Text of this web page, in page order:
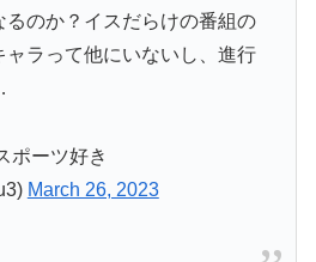
るのか？イスだらけの番組の
ャラって他にいないし、進行
ポーツ好き
March 26, 2023